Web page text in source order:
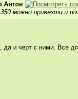
Антон
можно привезти и
да и черт с ними. Все